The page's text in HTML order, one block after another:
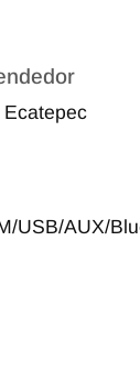
USB/AUX/